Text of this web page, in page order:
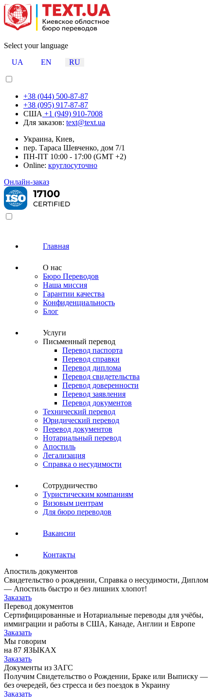
Select your language
UA
EN RU
+38 (044) 500-87-87
+38 (095) 917-87-87
США +1 (949) 910-7008
Для заказов: text@text.ua
Украина, Киев,
пер. Тараса Шевченко, дом 7/1
ПН-ПТ 10:00 - 17:00 (GMT +2)
Online: круглосуточно
Онлайн-заказ
Главная
О нас
Бюро Переводов
Наша миссия
Гарантии качества
Конфиденциальность
Блог
Услуги
Письменный перевод
Перевод паспорта
Перевод справки
Перевод диплома
Перевод свидетельства
Перевод доверенности
Перевод заявления
Перевод документов
Технический перевод
Юридический перевод
Перевод документов
Нотариальный перевод
Апостиль
Легализация
Справка о несудимости
Сотрудничество
Туристическим компаниям
Визовым центрам
Для бюро переводов
Вакансии
Контакты
Апостиль документов
Свидетельство о рождении, Справка о несудимости, Диплом
— Апостиль быстро и без лишних хлопот!
Заказать
Перевод документов
Сертифицированные и Нотариальные переводы для учёбы,
иммиграции и работы в США, Канаде, Англии и Европе
Заказать
Мы говорим
на 87 ЯЗЫКАХ
Заказать
Документы из ЗАГС
Получим Свидетельство о Рождении, Браке или Выписку —
без очередей, без стресса и без поездок в Украину
Заказать